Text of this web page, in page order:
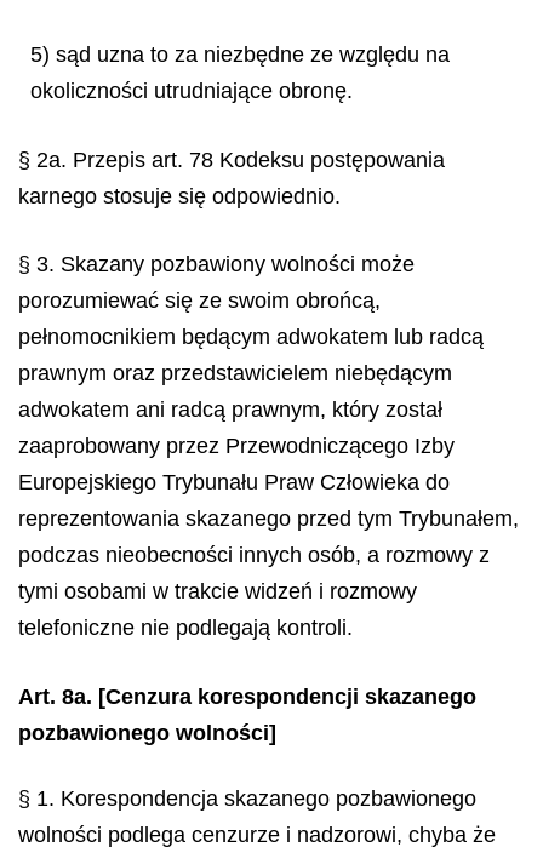
5) sąd uzna to za niezbędne ze względu na
okoliczności utrudniające obronę.
§ 2a. Przepis art. 78 Kodeksu postępowania
karnego stosuje się odpowiednio.
§ 3. Skazany pozbawiony wolności może
porozumiewać się ze swoim obrońcą,
pełnomocnikiem będącym adwokatem lub radcą
prawnym oraz przedstawicielem niebędącym
adwokatem ani radcą prawnym, który został
zaaprobowany przez Przewodniczącego Izby
Europejskiego Trybunału Praw Człowieka do
reprezentowania skazanego przed tym Trybunałem,
podczas nieobecności innych osób, a rozmowy z
tymi osobami w trakcie widzeń i rozmowy
telefoniczne nie podlegają kontroli.
Art. 8a. [Cenzura korespondencji skazanego
pozbawionego wolności]
§ 1. Korespondencja skazanego pozbawionego
wolności podlega cenzurze i nadzorowi, chyba że